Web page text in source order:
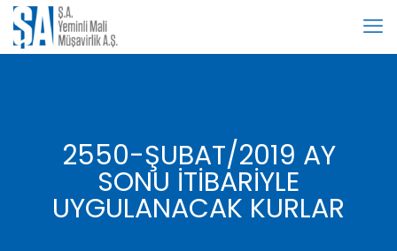
2550-ŞUBAT/2019 AY
SONU İTİBARİYLE
UYGULANACAK KURLAR